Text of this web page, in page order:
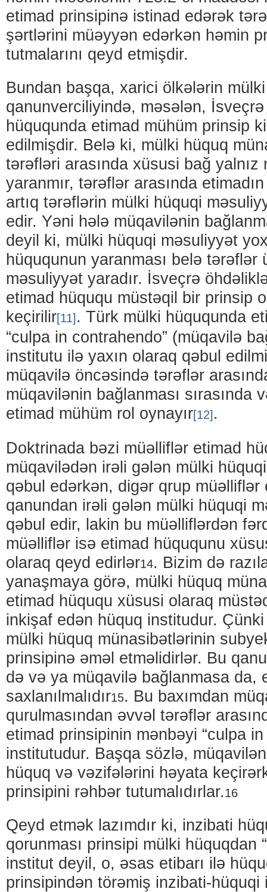
etimad prinsipinə istinad edərək
şərtlərini müəyyən edərkən həmin
tutmalarını qeyd etmişdir.
Bundan başqa, xarici ölkələrin mülki
qanunverciliyində, məsələn,
hüququnda etimad mühüm prinsip
edilmişdir. Belə ki, mülki hüquq
tərəfləri arasında xüsusi bağ yalnız
yaranmır, tərəflər arasında
artıq tərəflərin mülki hüquqi
edir. Yəni hələ müqavilənin
deyil ki, mülki hüquqi məsuliyyət
hüququnun yaranması belə tərəflər
məsuliyyət yaradır. İsveçrə
etimad hüququ müstəqil bir prinsip
keçirilir[11] . Türk mülki hüququnda
“culpa in contrahendo” (müqavilə
institutu ilə yaxın olaraq qəbul
müqavilə öncəsində tərəflər
müqavilənin bağlanması sırasında
etimad mühüm rol oynayır[12] .
Doktrinada bəzi müəlliflər etimad
müqavilədən irəli gələn mülki
qəbul edərkən, digər qrup müəlliflər
qanundan irəli gələn mülki hüquqi
qəbul edir, lakin bu müəlliflərdən
müəlliflər isə etimad hüququnu
olaraq qeyd edirlər14. Bizim də
yanaşmaya görə, mülki hüquq
etimad hüququ xüsusi olaraq
inkişaf edən hüquq institudur.
mülki hüquq münasibətlərinin
prinsipinə əməl etməlidirlər. Bu
də və ya müqavilə bağlanmasa da,
saxlanılmalıdır15. Bu baxımdan
qurulmasından əvvəl tərəflər
etimad prinsipinin mənbəyi “culpa
institutudur. Başqa sözlə,
hüquq və vəzifələrini həyata
prinsipini rəhbər tutumalıdırlar.16
Qeyd etmək lazımdır ki, inzibati
qorunması prinsipi mülki hüquqdan
institut deyil, o, əsas etibarı ilə
prinsipindən törəmiş inzibati-hüquqi